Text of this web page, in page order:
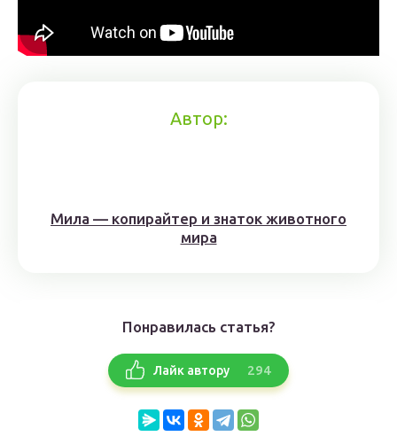
Автор:
Мила — копирайтер и знаток животного
мира
Понравилась статья?
Лайк автору 294